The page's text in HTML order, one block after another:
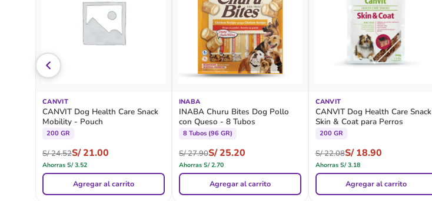
CANVIT
CANVIT Dog Health Care Snack
Mobility - Pouch
200 GR
S/24.52S/21.00
Ahorras S/3.52
Agregar al carrito
INABA
INABA Churu Bites Dog Pollo
con Queso - 8 Tubos
8 Tubos (96 GR)
S/27.90S/25.20
Ahorras S/2.70
Agregar al carrito
CANVIT
CANVIT Dog Health Care Snack
Skin & Coat para Perros
200 GR
S/22.08S/18.90
Ahorras S/3.18
Agregar al carrito